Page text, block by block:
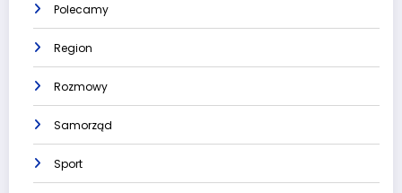
Polecamy
Region
Rozmowy
Samorząd
Sport